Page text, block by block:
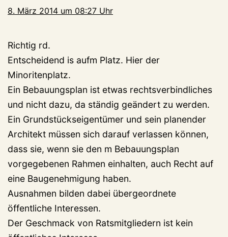
8. März 2014 um 08:27 Uhr
Richtig rd.
Entscheidend is aufm Platz. Hier der
Minoritenplatz.
Ein Bebauungsplan ist etwas rechtsverbindliches
und nicht dazu, da ständig geändert zu werden.
Ein Grundstückseigentümer und sein planender
Architekt müssen sich darauf verlassen können,
dass sie, wenn sie den m Bebauungsplan
vorgegebenen Rahmen einhalten, auch Recht auf
eine Baugenehmigung haben.
Ausnahmen bilden dabei übergeordnete
öffentliche Interessen.
Der Geschmack von Ratsmitgliedern ist kein